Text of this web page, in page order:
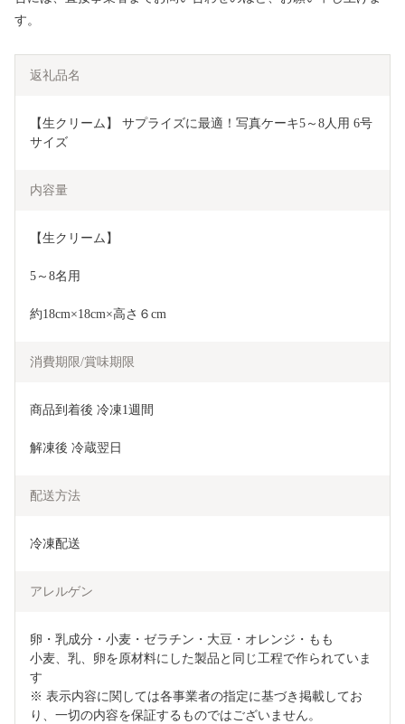
す。
返礼品名
【生クリーム】 サプライズに最適！写真ケーキ5～8人用 6号
サイズ
内容量
【生クリーム】
5～8名用
約18cm×18cm×高さ６cm
消費期限/賞味期限
商品到着後 冷凍1週間
解凍後 冷蔵翌日
配送方法
冷凍配送
アレルゲン
卵・乳成分・小麦・ゼラチン・大豆・オレンジ・もも
小麦、乳、卵を原材料にした製品と同じ工程で作られていま
す
※ 表示内容に関しては各事業者の指定に基づき掲載してお
り、一切の内容を保証するものではございません。